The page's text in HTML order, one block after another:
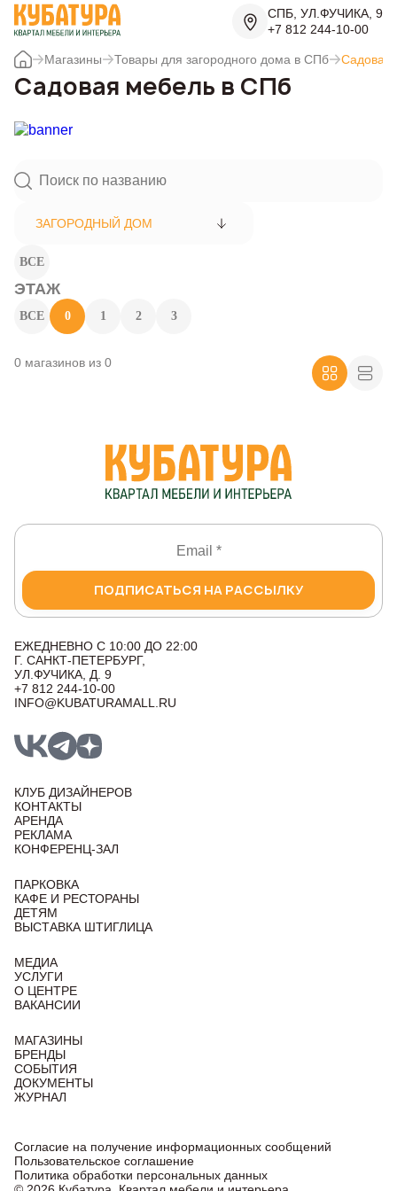
СПБ, УЛ.ФУЧИКА, 9
+7 812 244-10-00
Магазины Товары для загородного дома в СПб Садовая
Садовая мебель в СПб
ЗАГОРОДНЫЙ ДОМ
ВСЕ
ЭТАЖ
ВСЕ 0 1 2 3
0 магазинов из 0
ПОДПИСАТЬСЯ НА РАССЫЛКУ
ЕЖЕДНЕВНО С 10:00 ДО 22:00
Г. САНКТ-ПЕТЕРБУРГ,
УЛ.ФУЧИКА, Д. 9
+7 812 244-10-00
INFO@KUBATURAMALL.RU
КЛУБ ДИЗАЙНЕРОВ
КОНТАКТЫ
АРЕНДА
РЕКЛАМА
КОНФЕРЕНЦ-ЗАЛ
ПАРКОВКА
КАФЕ И РЕСТОРАНЫ
ДЕТЯМ
ВЫСТАВКА ШТИГЛИЦА
МЕДИА
УСЛУГИ
О ЦЕНТРЕ
ВАКАНСИИ
МАГАЗИНЫ
БРЕНДЫ
СОБЫТИЯ
ДОКУМЕНТЫ
ЖУРНАЛ
Согласие на получение информационных сообщений
Пользовательское соглашение
Политика обработки персональных данных